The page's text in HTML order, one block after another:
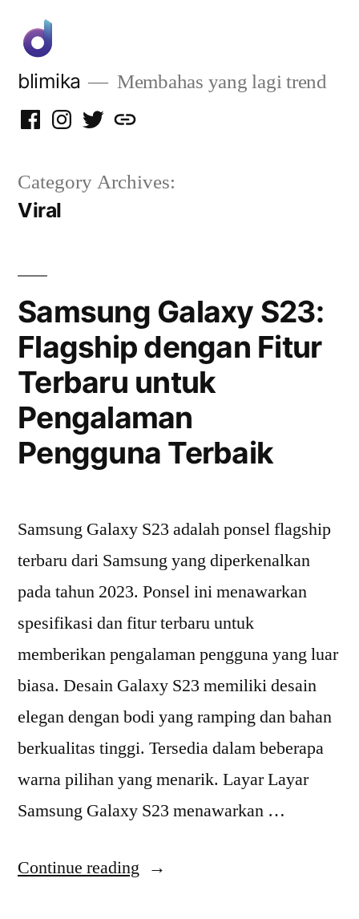
content
blimika Membahas yang lagi trend
Facebook
Instagram
TwitterPrivacy
Category Archives:
Viral
Samsung Galaxy S23:
Flagship dengan Fitur
Terbaru untuk
Pengalaman
Pengguna Terbaik
Samsung Galaxy S23 adalah ponsel flagship
terbaru dari Samsung yang diperkenalkan
pada tahun 2023. Ponsel ini menawarkan
spesifikasi dan fitur terbaru untuk
memberikan pengalaman pengguna yang luar
biasa. Desain Galaxy S23 memiliki desain
elegan dengan bodi yang ramping dan bahan
berkualitas tinggi. Tersedia dalam beberapa
warna pilihan yang menarik. Layar Layar
Samsung Galaxy S23 menawarkan …
Continue reading “Samsung